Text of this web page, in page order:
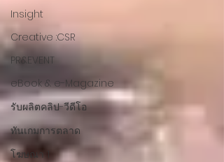
Insight
Creative :CSR
PR&EVENT
eBook & e-Magazine
รับผลิตคลิป-วีดีโอ
ทันเกมการตลาด
โฆษณา 1